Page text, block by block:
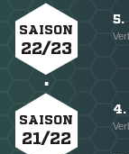
SAISON
22/23
5.
SAISON
21/22
4.